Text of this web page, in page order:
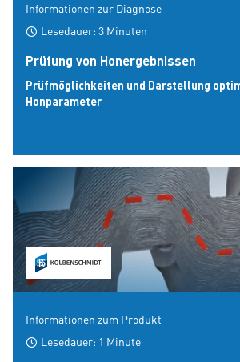
Informationen zur Diagnose
Lesedauer: 3 Minuten
Prüfung von Honergebnissen
Prüfmöglichkeiten und Darstellung
Honparameter
Informationen zum Produkt
Lesedauer: 1 Minute